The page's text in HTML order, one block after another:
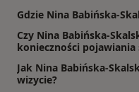
Gdzie Nina Babińska-
Czy Nina Babińska-
konieczności pojawiania
Jak Nina Babińska-
wizycie?